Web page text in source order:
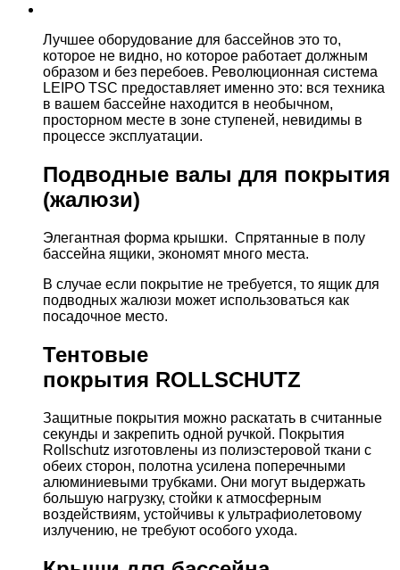
Лучшее оборудование для бассейнов это то,
которое не видно, но которое работает должным
образом и без перебоев. Революционная система
LEIPO TSC предоставляет именно это: вся техника
в вашем бассейне находится в необычном,
просторном месте в зоне ступеней, невидимы в
процессе эксплуатации.
Подводные валы для покрытия
(жалюзи)
Элегантная форма крышки. Спрятанные в полу
бассейна ящики, экономят много места.
В случае если покрытие не требуется, то ящик для
подводных жалюзи может использоваться как
посадочное место.
Тентовые
покрытия ROLLSCHUTZ
Защитные покрытия можно раскатать в считанные
секунды и закрепить одной ручкой. Покрытия
Rollschutz изготовлены из полиэстеровой ткани с
обеих сторон, полотна усилена поперечными
алюминиевыми трубками. Они могут выдержать
большую нагрузку, стойки к атмосферным
воздействиям, устойчивы к ультрафиолетовому
излучению, не требуют особого ухода.